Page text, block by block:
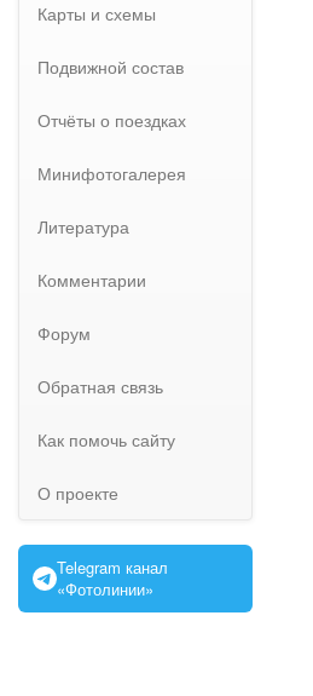
Карты и схемы
Подвижной состав
Отчёты о поездках
Минифотогалерея
Литература
Комментарии
Форум
Обратная связь
Как помочь сайту
О проекте
Telegram канал
«Фотолинии»